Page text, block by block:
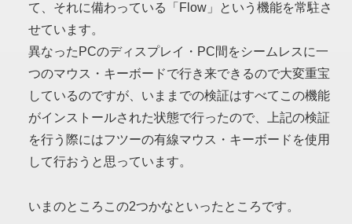
て、それに備わっている「Flow」という機能を常駐さ
せています。
異なったPCのディスプレイ・PC間をシームレスに一
つのマウス・キーボードで行き来できるので大変重宝
しているのですが、いままでの検証はすべてこの機能
がインストールされた状態で行ったので、上記の検証
を行う際にはフツーの有線マウス・キーボードを使用
して行おうと思っています。
いまのところこの2つかなといったところです。